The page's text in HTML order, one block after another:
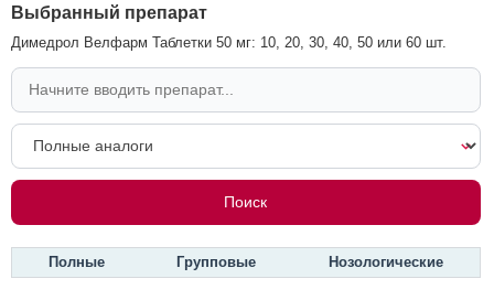
Выбранный препарат
Димедрол Велфарм Таблетки 50 мг: 10, 20, 30, 40, 50 или 60 шт.
Полные Групповые Нозологические